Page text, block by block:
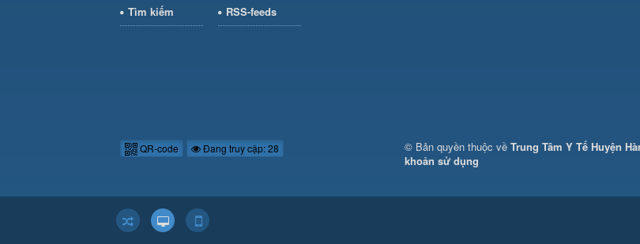
Tìm kiếm
RSS-feeds
QR-code Đang truy cập: 28 © Bản quyền thuộc về Trung Tâm Y Tế Huyện
khoản sử dụng